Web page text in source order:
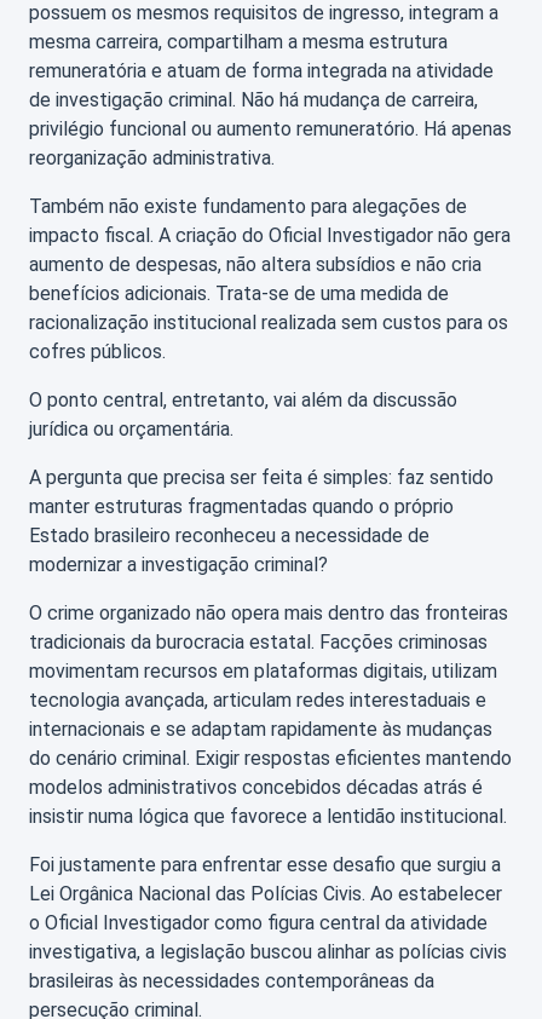
possuem os mesmos requisitos de ingresso, integram a
mesma carreira, compartilham a mesma estrutura
remuneratória e atuam de forma integrada na atividade
de investigação criminal. Não há mudança de carreira,
privilégio funcional ou aumento remuneratório. Há apenas
reorganização administrativa.
Também não existe fundamento para alegações de
impacto fiscal. A criação do Oficial Investigador não gera
aumento de despesas, não altera subsídios e não cria
benefícios adicionais. Trata-se de uma medida de
racionalização institucional realizada sem custos para os
cofres públicos.
O ponto central, entretanto, vai além da discussão
jurídica ou orçamentária.
A pergunta que precisa ser feita é simples: faz sentido
manter estruturas fragmentadas quando o próprio
Estado brasileiro reconheceu a necessidade de
modernizar a investigação criminal?
O crime organizado não opera mais dentro das fronteiras
tradicionais da burocracia estatal. Facções criminosas
movimentam recursos em plataformas digitais, utilizam
tecnologia avançada, articulam redes interestaduais e
internacionais e se adaptam rapidamente às mudanças
do cenário criminal. Exigir respostas eficientes mantendo
modelos administrativos concebidos décadas atrás é
insistir numa lógica que favorece a lentidão institucional.
Foi justamente para enfrentar esse desafio que surgiu a
Lei Orgânica Nacional das Polícias Civis. Ao estabelecer
o Oficial Investigador como figura central da atividade
investigativa, a legislação buscou alinhar as polícias civis
brasileiras às necessidades contemporâneas da
persecução criminal.